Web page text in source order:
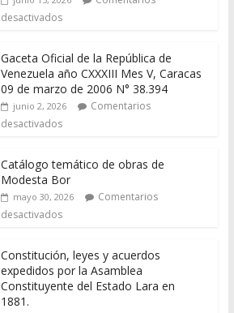
desactivados
Gaceta Oficial de la República de
Venezuela año CXXXIII Mes V, Caracas
09 de marzo de 2006 N° 38.394
junio 2, 2026
Comentarios
desactivados
Catálogo temático de obras de
Modesta Bor
mayo 30, 2026
Comentarios
desactivados
Constitución, leyes y acuerdos
expedidos por la Asamblea
Constituyente del Estado Lara en
1881.